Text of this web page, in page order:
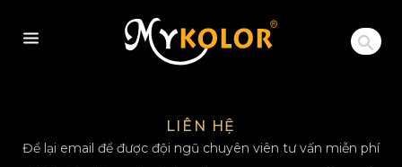
MYKOLOR
LIÊN HỆ
Để lại email để được đội ngũ chuyên viên tư vấn miễn phí